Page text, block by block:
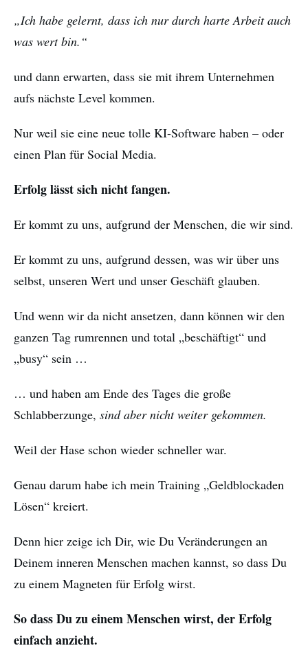
„Ich habe gelernt, dass ich nur durch harte Arbeit auch
was wert bin.“
und dann erwarten, dass sie mit ihrem Unternehmen
aufs nächste Level kommen.
Nur weil sie eine neue tolle KI-Software haben – oder
einen Plan für Social Media.
Erfolg lässt sich nicht fangen.
Er kommt zu uns, aufgrund der Menschen, die wir sind.
Er kommt zu uns, aufgrund dessen, was wir über uns
selbst, unseren Wert und unser Geschäft glauben.
Und wenn wir da nicht ansetzen, dann können wir den
ganzen Tag rumrennen und total „beschäftigt“ und
„busy“ sein …
… und haben am Ende des Tages die große
Schlabberzunge, sind aber nicht weiter gekommen.
Weil der Hase schon wieder schneller war.
Genau darum habe ich mein Training „Geldblockaden
Lösen“ kreiert.
Denn hier zeige ich Dir, wie Du Veränderungen an
Deinem inneren Menschen machen kannst, so dass Du
zu einem Magneten für Erfolg wirst.
So dass Du zu einem Menschen wirst, der Erfolg
einfach anzieht.